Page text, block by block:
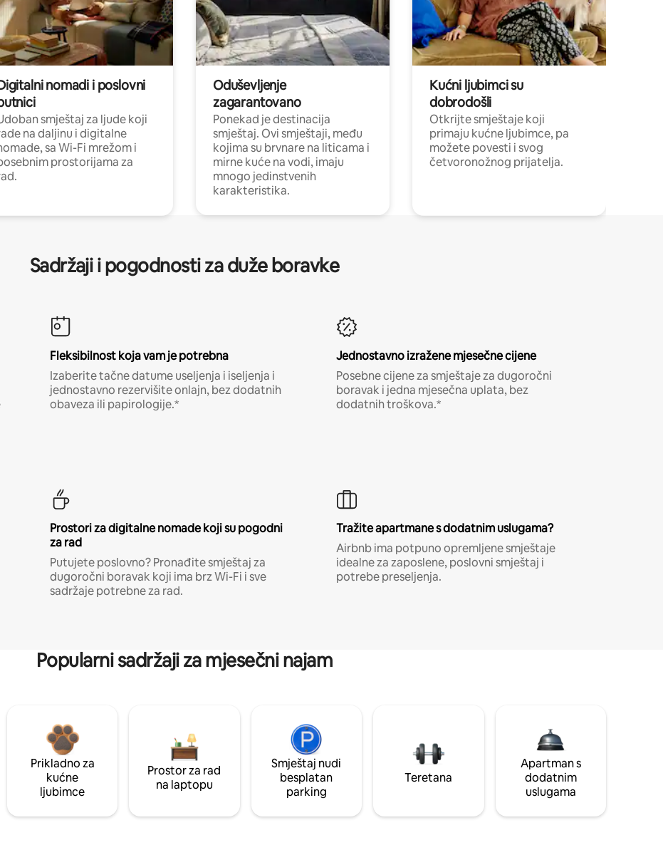
nomadi i poslovni
smještaj za ljude koji
na daljinu i digitalne
sa Wi-Fi mrežom i
prostorijama za
Oduševljenje
zagarantovano
Ponekad je destinacija
smještaj. Ovi smještaji, među
kojima su brvnare na liticama i
mirne kuće na vodi, imaju
mnogo jedinstvenih
karakteristika.
Kućni ljubimci su
dobrodošli
Otkrijte smještaje koji
primaju kućne ljubimce, pa
možete povesti i svog
četvoronožnog prijatelja.
Sadržaji i pogodnosti za duže boravke
Fleksibilnost koja vam je potrebna
Izaberite tačne datume useljenja i iseljenja i
jednostavno rezervišite onlajn, bez dodatnih
obaveza ili papirologije.*
Jednostavno izražene mjesečne cijene
Posebne cijene za smještaje za dugoročni
boravak i jedna mjesečna uplata, bez
dodatnih troškova.*
Prostori za digitalne nomade koji su pogodni
za rad
Putujete poslovno? Pronađite smještaj za
dugoročni boravak koji ima brz Wi-Fi i sve
sadržaje potrebne za rad.
Tražite apartmane s dodatnim uslugama?
Airbnb ima potpuno opremljene smještaje
idealne za zaposlene, poslovni smještaj i
potrebe preseljenja.
Popularni sadržaji za mjesečni najam
Prikladno za
kućne
ljubimce
Prostor za rad
na laptopu
Smještaj nudi
besplatan
parking
Teretana
Apartman s
dodatnim
uslugama